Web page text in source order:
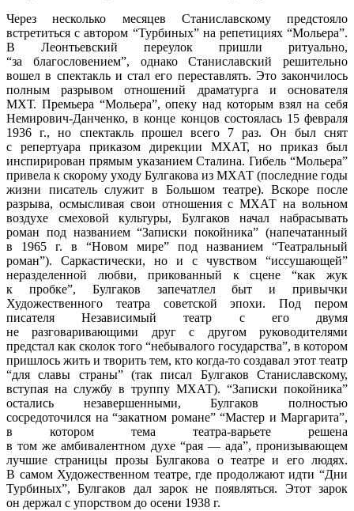
Через несколько месяцев Станиславскому предстояло
встретиться с автором “Турбиных” на репетициях “Мольера”.
В Леонтьевский переулок пришли ритуально,
“за благословением”, однако Станиславский решительно
вошел в спектакль и стал его переставлять. Это закончилось
полным разрывом отношений драматурга и основателя
МХТ. Премьера “Мольера”, опеку над которым взял на себя
Немирович-Данченко, в конце концов состоялась 15 февраля
1936 г., но спектакль прошел всего 7 раз. Он был снят
с репертуара приказом дирекции МХАТ, но приказ был
инспирирован прямым указанием Сталина. Гибель “Мольера”
привела к скорому уходу Булгакова из МХАТ (последние годы
жизни писатель служит в Большом театре). Вскоре после
разрыва, осмысливая свои отношения с МХАТ на вольном
воздухе смеховой культуры, Булгаков начал набрасывать
роман под названием “Записки покойника” (напечатанный
в 1965 г. в “Новом мире” под названием “Театральный
роман”). Саркастически, но и с чувством “иссушающей”
неразделенной любви, прикованный к сцене “как жук
к пробке”, Булгаков запечатлел быт и привычки
Художественного театра советской эпохи. Под пером
писателя Независимый театр с его двумя
не разговаривающими друг с другом руководителями
предстал как сколок того “небывалого государства”, в котором
пришлось жить и творить тем, кто когда-то создавал этот театр
“для славы страны” (так писал Булгаков Станиславскому,
вступая на службу в труппу МХАТ). “Записки покойника”
остались незавершенными, Булгаков полностью
сосредоточился на “закатном романе” “Мастер и Маргарита”,
в котором тема театра-варьете решена
в том же амбивалентном духе “рая — ада”, пронизывающем
лучшие страницы прозы Булгакова о театре и его людях.
В самом Художественном театре, где продолжают идти “Дни
Турбиных”, Булгаков дал зарок не появляться. Этот зарок
он держал с упорством до осени 1938 г.